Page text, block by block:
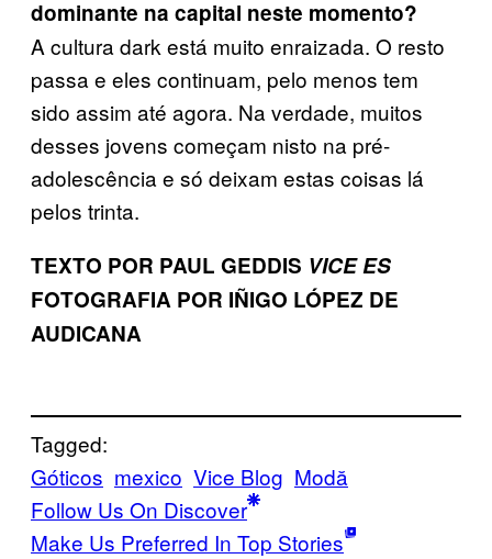
dominante na capital neste momento?
A cultura dark está muito enraizada. O resto
passa e eles continuam, pelo menos tem
sido assim até agora. Na verdade, muitos
desses jovens começam nisto na pré-
adolescência e só deixam estas coisas lá
pelos trinta.
TEXTO POR PAUL GEDDIS VICE ES
FOTOGRAFIA POR IÑIGO LÓPEZ DE
AUDICANA
Tagged:
Góticos mexico Vice Blog Μodă
Follow Us On Discover
Make Us Preferred In Top Stories